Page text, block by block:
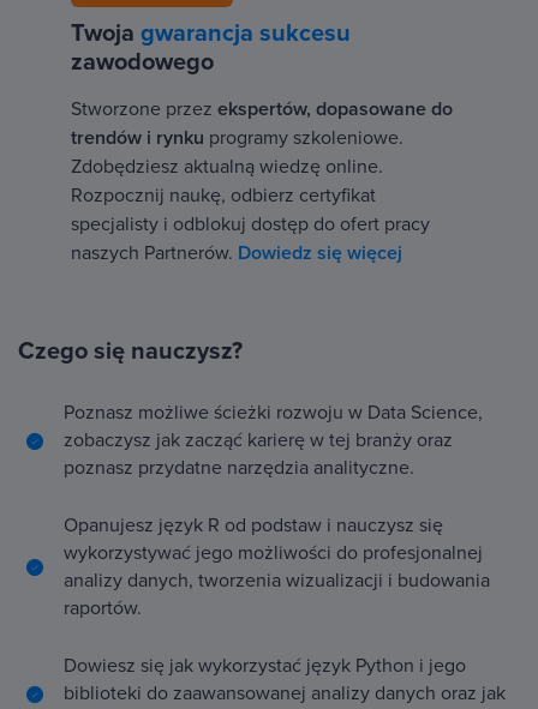
Twoja gwarancja sukcesu
zawodowego
Stworzone przez ekspertów, dopasowane do
trendów i rynku programy szkoleniowe.
Zdobędziesz aktualną wiedzę online.
Rozpocznij naukę, odbierz certyfikat
specjalisty i odblokuj dostęp do ofert pracy
naszych Partnerów. Dowiedz się więcej
Czego się nauczysz?
Poznasz możliwe ścieżki rozwoju w Data Science,
zobaczysz jak zacząć karierę w tej branży oraz
poznasz przydatne narzędzia analityczne.
Opanujesz język R od podstaw i nauczysz się
wykorzystywać jego możliwości do profesjonalnej
analizy danych, tworzenia wizualizacji i budowania
raportów.
Dowiesz się jak wykorzystać język Python i jego
biblioteki do zaawansowanej analizy danych oraz jak